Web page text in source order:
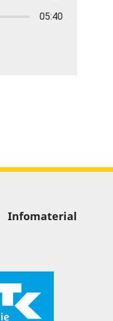
05:40
Infomaterial